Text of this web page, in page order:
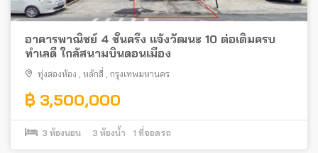
อาคารพาณิชย์ 4 ชั้นครึ่ง แจ้งวัฒนะ 10 ต่อเติมครบ
ทำเลดี ใกล้สนามบินดอนเมือง
ทุ่งสองห้อง , หลักสี่ , กรุงเทพมหานคร
฿ 3,500,000
3 ห้องนอน 3 ห้องน้ำ 1 ที่จอดรถ